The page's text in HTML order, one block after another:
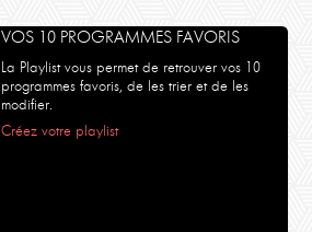
VOS 10 PROGRAMMES FAVORIS
La Playlist vous permet de retrouver vos 10
programmes favoris, de les trier et de les
modifier.
Créez votre playlist